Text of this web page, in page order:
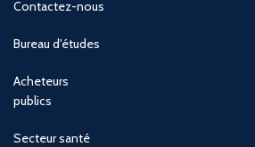
Contactez-nous
Bureau d'études
Acheteurs
publics
Secteur santé